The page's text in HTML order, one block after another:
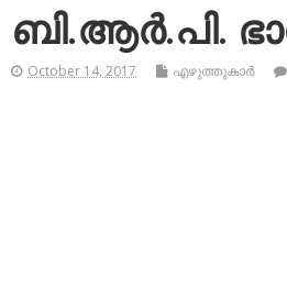
ബി.ആര്‍.പി.
October 14, 2017 എഴുത്തുകാര്‍